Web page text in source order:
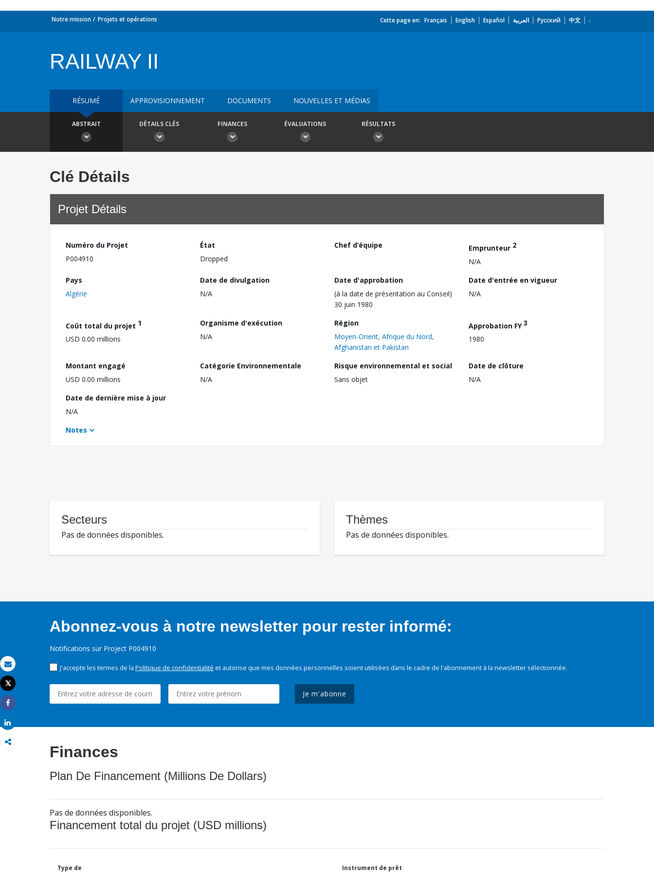
Email
Imprimer
Tweet
Share
Notre mission Projets et opérations Cette page en: Français English Español العربية Русский 中文
RAILWAY II
RÉSUMÉ APPROVISIONNEMENT DOCUMENTS NOUVELLES ET MÉDIAS
ABSTRAIT DÉTAILS CLÉS FINANCES ÉVALUATIONS RÉSULTATS
Clé Détails
Projet Détails
Numéro du Projet
P004910
État
Dropped
Chef d’équipe Emprunteur 2
N/A
Pays
Algérie
Date de divulgation
N/A
Date d'approbation
(à la date de présentation au Conseil)
30 juin 1980
Date d'entrée en vigueur
N/A
Coût total du projet 1
USD 0.00 millions
Organisme d'exécution
N/A
Région
Moyen-Orient, Afrique du Nord,
Afghanistan et Pakistan
Approbation FY3
1980
Montant engagé
USD 0.00 millions
Catégorie Environnementale
N/A
Risque environnemental et social
Sans objet
Date de clôture
N/A
Date de dernière mise à jour
N/A
Notes
Secteurs
Pas de données disponibles.
Thèmes
Pas de données disponibles.
Abonnez-vous à notre newsletter pour rester informé:
Notifications sur Project P004910
J'accepte les termes de la Politique de confidentialité et autorise que mes données personnelles soient utilisées dans le cadre de l'abonnement à la newsletter sélectionnée.
Je m'abonne
Finances
Plan De Financement (Millions De Dollars)
Pas de données disponibles.
Financement total du projet (USD millions)
Type de
Instrument de prêt